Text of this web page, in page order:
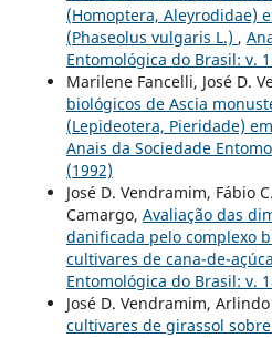
(Homoptera, Aleyrodidae)
(Phaseolus vulgaris L.) ,
Entomológica do Brasil: v.
Marilene Fancelli, José D.
biológicos de Ascia
(Lepideotera, Pieridade)
Anais da Sociedade
(1992)
José D. Vendramim, Fábio
Camargo, Avaliação das
danificada pelo complexo
cultivares de cana-de-
Entomológica do Brasil: v.
José D. Vendramim,
cultivares de girassol